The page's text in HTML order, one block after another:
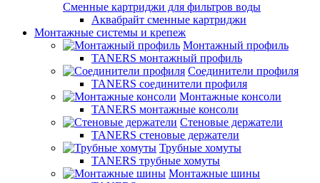
Сменные картриджи для фильтров воды
Аквабрайт сменные картриджи
Монтажные системы и крепеж
Монтажный профиль
TANERS монтажный профиль
Соединители профиля
TANERS соединители профиля
Монтажные консоли
TANERS монтажные консоли
Стеновые держатели
TANERS стеновые держатели
Трубные хомуты
TANERS трубные хомуты
Монтажные шины